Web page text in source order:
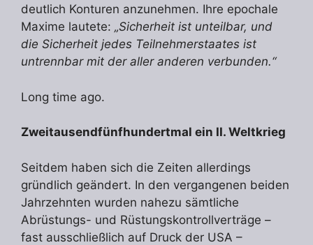
deutlich Konturen anzunehmen. Ihre epochale
Maxime lautete: „Sicherheit ist unteilbar, und
die Sicherheit jedes Teilnehmerstaates ist
untrennbar mit der aller anderen verbunden.“
Long time ago.
Zweitausendfünfhundertmal ein II. Weltkrieg
Seitdem haben sich die Zeiten allerdings
gründlich geändert. In den vergangenen beiden
Jahrzehnten wurden nahezu sämtliche
Abrüstungs- und Rüstungskontrollverträge –
fast ausschließlich auf Druck der USA –